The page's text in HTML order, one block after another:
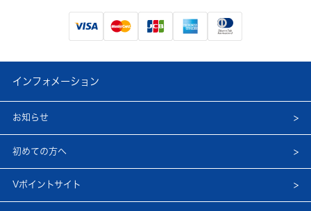
インフォメーション
お知らせ
初めての方へ
Vポイントサイト